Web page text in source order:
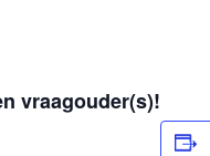
vraagouder(s)!